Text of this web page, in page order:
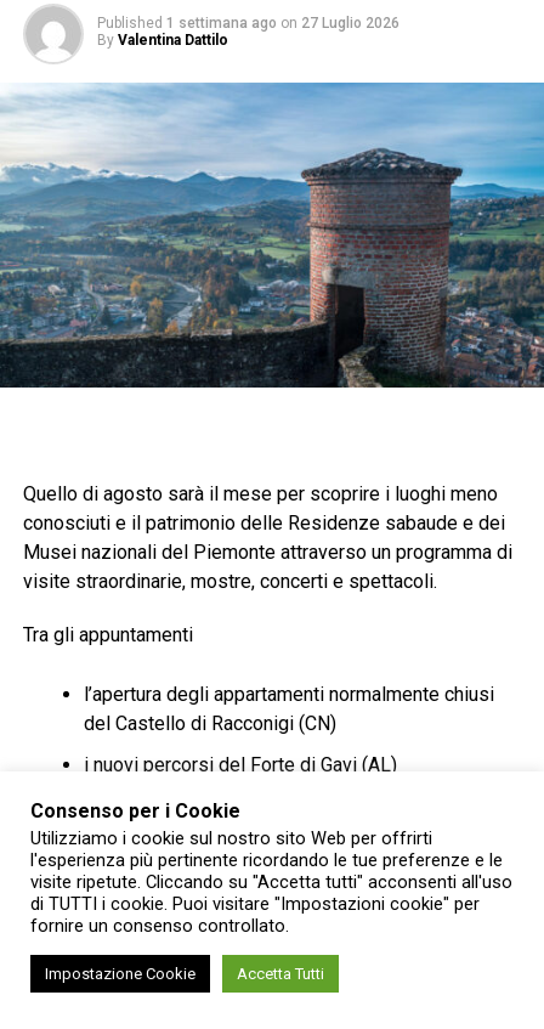
Published 1 settimana ago on 27 Luglio 2026
By Valentina Dattilo
Quello di agosto sarà il mese per scoprire i luoghi meno
conosciuti e il patrimonio delle Residenze sabaude e dei
Musei nazionali del Piemonte attraverso un programma di
visite straordinarie, mostre, concerti e spettacoli.
Tra gli appuntamenti
l’apertura degli appartamenti normalmente chiusi
del Castello di Racconigi (CN)
i nuovi percorsi del Forte di Gavi (AL)
il Concerto al tramonto nell’area archeologica di
Libarna (AL)
le visite agli Appartamenti dei Principi di Palazzo
Carignano (TO)
gli appuntamenti dell’Abbazia di Vezzolano (AT).
Consenso per i Cookie
Utilizziamo i cookie sul nostro sito Web per offrirti
l'esperienza più pertinente ricordando le tue preferenze e le
visite ripetute. Cliccando su "Accetta tutti" acconsenti all'uso
di TUTTI i cookie. Puoi visitare "Impostazioni cookie" per
fornire un consenso controllato.
Impostazione Cookie Accetta Tutti